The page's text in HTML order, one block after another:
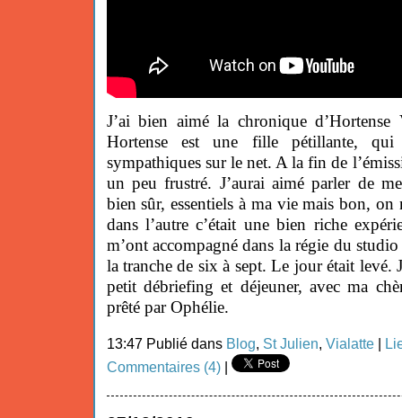
J’ai bien aimé la chronique
Hortense est une fille pétillante, qui
sympathiques sur le net. A la fin de
un peu frustré. J’aurai aimé parler de
bien sûr, essentiels à ma vie mais bon,
dans l’autre c’était une bien riche
m’ont accompagné dans la régie du
la tranche de six à sept. Le jour était levé.
petit débriefing et déjeuner, avec ma
prêté par Ophélie.
13:47 Publié dans Blog, St Julien, Vialatte|
Commentaires (4)|